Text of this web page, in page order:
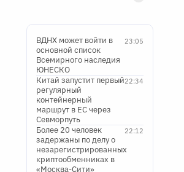
23:05
ВДНХ может войти в
основной список
Всемирного наследия
ЮНЕСКО
22:34
Китай запустит первый
регулярный
контейнерный
маршрут в ЕС через
Севморпуть
22:12
Более 20 человек
задержаны по делу о
незарегистрированных
криптообменниках в
«Москва-Сити»